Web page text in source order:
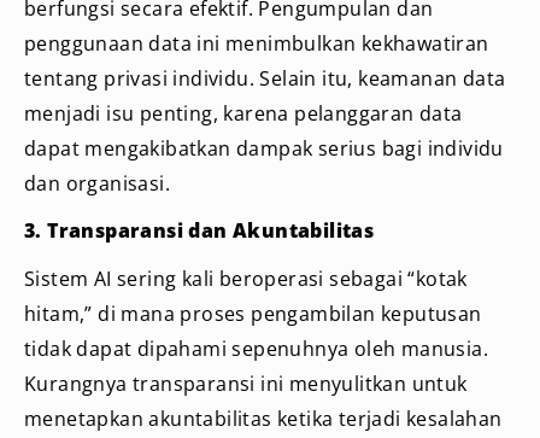
berfungsi secara efektif. Pengumpulan dan
penggunaan data ini menimbulkan kekhawatiran
tentang privasi individu. Selain itu, keamanan data
menjadi isu penting, karena pelanggaran data
dapat mengakibatkan dampak serius bagi individu
dan organisasi.
3. Transparansi dan Akuntabilitas
Sistem AI sering kali beroperasi sebagai “kotak
hitam,” di mana proses pengambilan keputusan
tidak dapat dipahami sepenuhnya oleh manusia.
Kurangnya transparansi ini menyulitkan untuk
menetapkan akuntabilitas ketika terjadi kesalahan